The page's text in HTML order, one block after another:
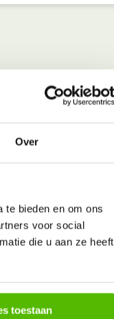
Over
te bieden en om ons
voor social
die u aan ze heeft
toestaan